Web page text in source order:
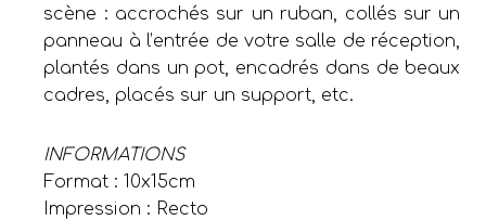
scène : accrochés sur un ruban, collés sur un
panneau à l’entrée de votre salle de réception,
plantés dans un pot, encadrés dans de beaux
cadres, placés sur un support, etc.
INFORMATIONS
Format : 10x15cm
Impression : Recto